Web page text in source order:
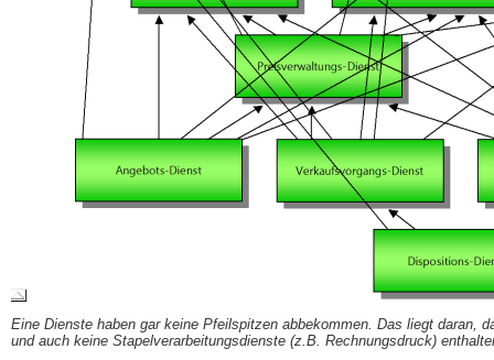
Eine Dienste haben gar keine Pfeilspitzen abbekommen. Das liegt daran,
und auch keine Stapelverarbeitungsdienste (z.B. Rechnungsdruck)